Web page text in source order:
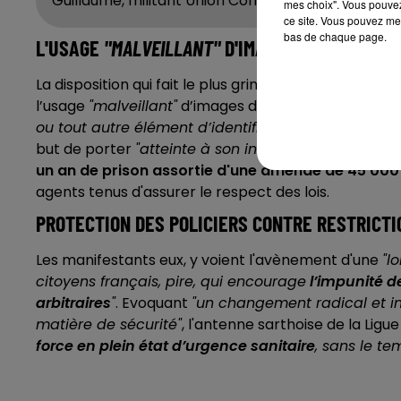
L'USAGE "MALVEILLANT"D'IMAGES DES FORCES
La disposition qui fait le plus grincer des dents
l’usage "malveillant"d’images des forces de
ou tout autre élément d’identification"
d’un
but de porter "atteinte à son intégrité physique ou
un an de prison assortie d'une amende de 45
agents tenus d'assurer le respect des lois.
PROTECTION DES POLICIERS CONTRE
Les manifestants eux, y voient l'avènement d'une
citoyens français, pire, qui encouragel’impunité
arbitraires". Evoquant "un changement radical et
matière de sécurité", l'antenne sarthoise de la
force en plein état d’urgence sanitaire, sans le
mes choix". Vous
ce site. Vous pouvez
bas de chaque page.